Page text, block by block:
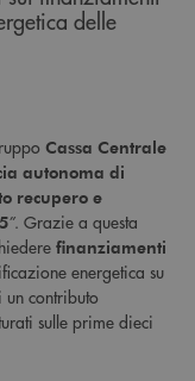
delle
Cassa Centrale
autonoma di
recupero e
”. Grazie a questa
finanziamenti
energetica su
un contributo
sulle prime dieci